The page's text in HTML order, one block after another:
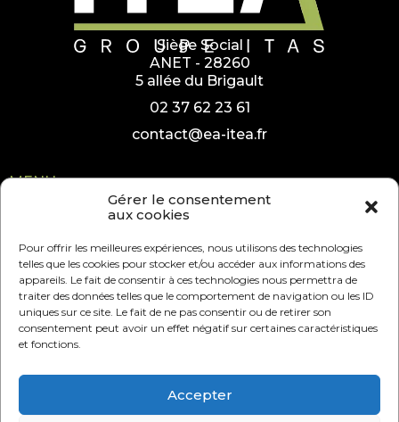
Gérer le consentement
aux cookies
Pour offrir les meilleures expériences, nous utilisons des technologies
telles que les cookies pour stocker et/ou accéder aux informations des
appareils. Le fait de consentir à ces technologies nous permettra de
traiter des données telles que le comportement de navigation ou les ID
uniques sur ce site. Le fait de ne pas consentir ou de retirer son
consentement peut avoir un effet négatif sur certaines caractéristiques
et fonctions.
Accepter
Siège Social
ANET - 28260
5 allée du Brigault
02 37 62 23 61
contact@ea-itea.fr
MENU
LE GROUPE ITEA
NOUS REJOINDRE
CONTACT
POLITIQUE DE CONFIDENTIALITÉ
MENTIONS LÉGALES